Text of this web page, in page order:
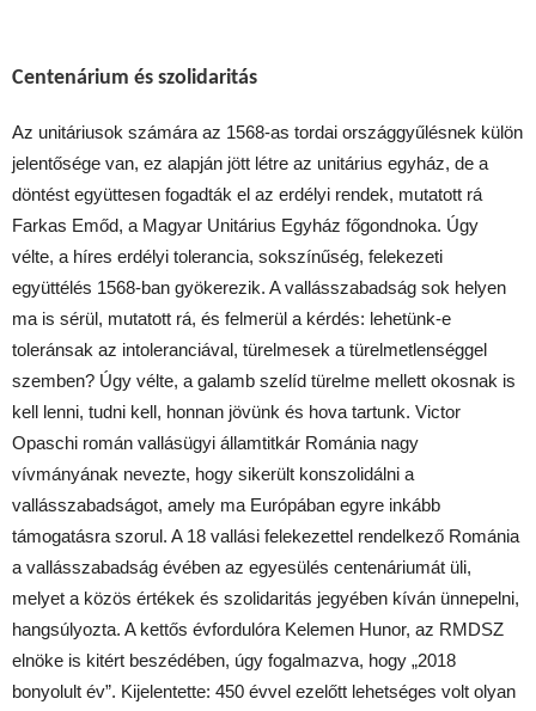
Centenárium és szolidaritás
Az unitáriusok számára az 1568-as tordai országgyűlésnek külön
jelentősége van, ez alapján jött létre az unitárius egyház, de a
döntést együttesen fogadták el az erdélyi rendek, mutatott rá
Farkas Emőd, a Magyar Unitárius Egyház főgondnoka. Úgy
vélte, a híres erdélyi tolerancia, sokszínűség, felekezeti
együttélés 1568-ban gyökerezik. A vallásszabadság sok helyen
ma is sérül, mutatott rá, és felmerül a kérdés: lehetünk-e
toleránsak az intoleranciával, türelmesek a türelmetlenséggel
szemben? Úgy vélte, a galamb szelíd türelme mellett okosnak is
kell lenni, tudni kell, honnan jövünk és hova tartunk. Victor
Opaschi román vallásügyi államtitkár Románia nagy
vívmányának nevezte, hogy sikerült konszolidálni a
vallásszabadságot, amely ma Európában egyre inkább
támogatásra szorul. A 18 vallási felekezettel rendelkező Románia
a vallásszabadság évében az egyesülés centenáriumát üli,
melyet a közös értékek és szolidaritás jegyében kíván ünnepelni,
hangsúlyozta. A kettős évfordulóra Kelemen Hunor, az RMDSZ
elnöke is kitért beszédében, úgy fogalmazva, hogy „2018
bonyolult év”. Kijelentette: 450 évvel ezelőtt lehetséges volt olyan